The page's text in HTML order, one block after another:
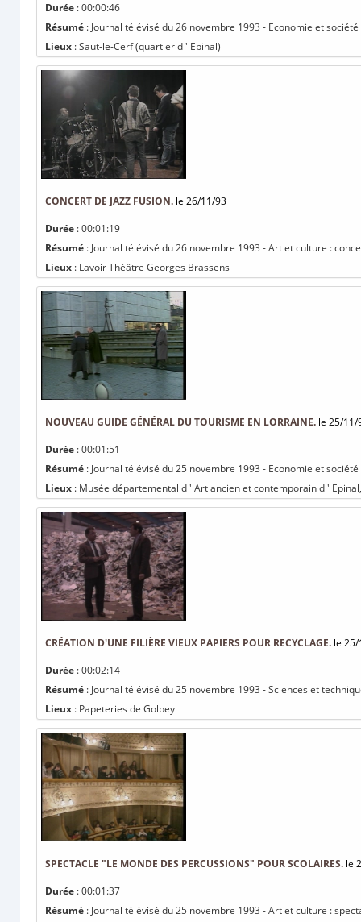
Durée : 00:00:46
Résumé : Journal télévisé du 26 novembre 1993 - Economie et
Lieux : Saut-le-Cerf (quartier d ' Epinal)
CONCERT DE JAZZ FUSION. le 26/11/93
Durée : 00:01:19
Résumé : Journal télévisé du 26 novembre 1993 - Art et culture :
Lieux : Lavoir Théâtre Georges Brassens
NOUVEAU GUIDE GÉNÉRAL DU TOURISME EN LORRAINE. le 25/11/
Durée : 00:01:51
Résumé : Journal télévisé du 25 novembre 1993 - Economie et
Lieux : Musée départemental d ' Art ancien et contemporain d '
CRÉATION D'UNE FILIÈRE VIEUX PAPIERS POUR RECYCLAGE. le
Durée : 00:02:14
Résumé : Journal télévisé du 25 novembre 1993 - Sciences et
Lieux : Papeteries de Golbey
SPECTACLE "LE MONDE DES PERCUSSIONS" POUR SCOLAIRES. le
Durée : 00:01:37
Résumé : Journal télévisé du 25 novembre 1993 - Art et culture :